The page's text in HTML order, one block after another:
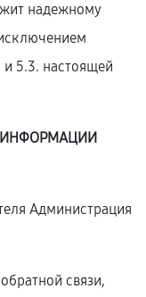
надежному
и 5.3. настоящей
ИНФОРМАЦИИ
Администрация
связи,